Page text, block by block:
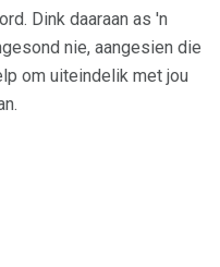
Dink daaraan as 'n
nie, aangesien die
om uiteindelik met jou